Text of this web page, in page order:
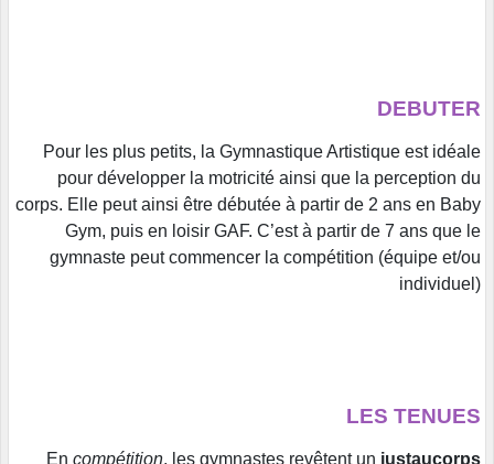
DEBUTER
Pour les plus petits, la Gymnastique Artistique est idéale
pour développer la motricité ainsi que la perception du
corps. Elle peut ainsi être débutée à partir de 2 ans en Baby
Gym, puis en loisir GAF. C’est à partir de 7 ans que le
gymnaste peut commencer la compétition (équipe et/ou
individuel)
LES TENUES
En compétition, les gymnastes revêtent un justaucorps